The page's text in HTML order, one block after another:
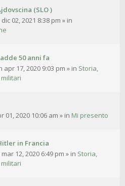
(SLO )
dic 02, 2021 8:38 pm » in
50 anni fa
apr 17, 2020 9:03 pm » in Storia,
01, 2020 10:06 am » in Mi presento
in Francia
mar 12, 2020 6:49 pm » in Storia,